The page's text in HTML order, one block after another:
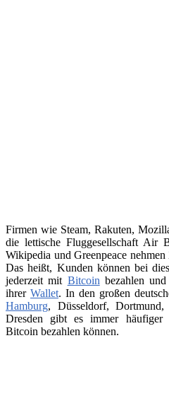
Firmen wie Steam, Rakuten,
die lettische Fluggesellschaft Air
Wikipedia und Greenpeace
Das heißt, Kunden können bei
jederzeit mit Bitcoin bezahlen
ihrer Wallet. In den großen
Hamburg, Düsseldorf,
Dresden gibt es immer häufiger
Bitcoin bezahlen können.